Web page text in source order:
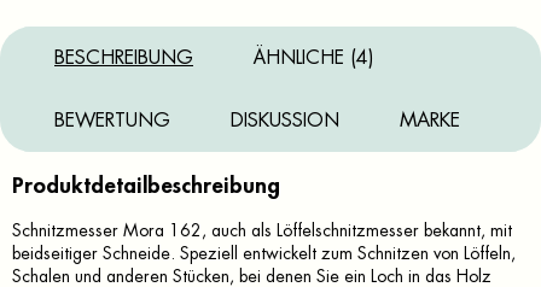
BESCHREIBUNG ÄHNLICHE (4)
BEWERTUNG DISKUSSION MARKE
Produktdetailbeschreibung
Schnitzmesser Mora 162, auch als Löffelschnitzmesser bekannt, mit
beidseitiger Schneide. Speziell entwickelt zum Schnitzen von Löffeln,
Schalen und anderen Stücken, bei denen Sie ein Loch in das Holz